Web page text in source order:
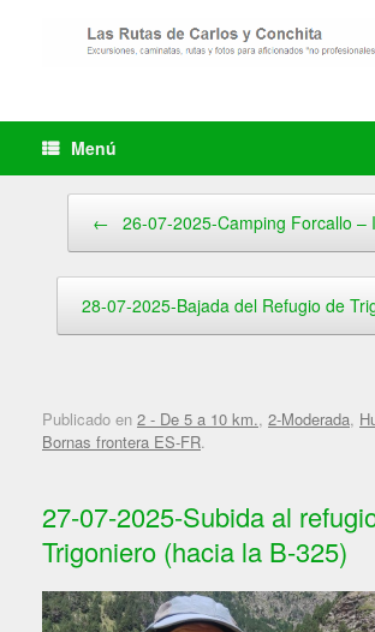
Menú
← 26-07-2025-Camping Forcallo
28-07-2025-Bajada del Refugio de
Publicado en 2 - De 5 a 10 km., 2-Moderada,
Bornas frontera ES-FR.
27-07-2025-Subida al
Trigoniero (hacia la B-325)